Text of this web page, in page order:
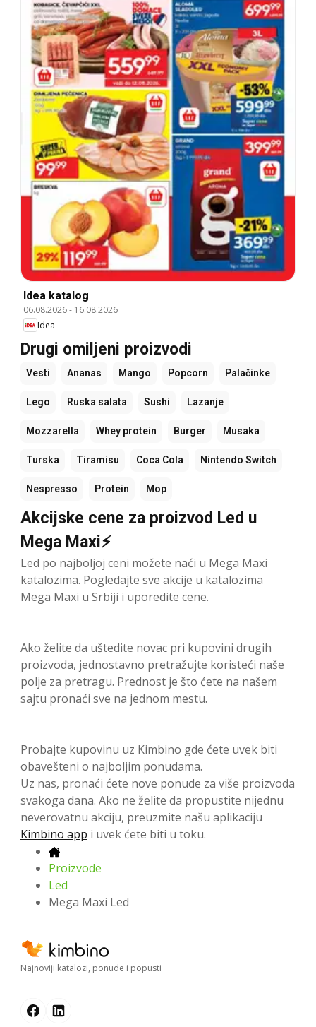
Idea katalog
06.08.2026- 16.08.2026
Idea
Drugi omiljeni proizvodi
Vesti Ananas Mango Popcorn Palačinke
Lego Ruska salata Sushi Lazanje
Mozzarella Whey protein Burger Musaka
Turska Tiramisu Coca Cola Nintendo Switch
Nespresso Protein Mop
Akcijske cene za proizvod Led u
Mega Maxi⚡
Led po najboljoj ceni možete naći u Mega Maxi
katalozima. Pogledajte sve akcije u katalozima
Mega Maxi u Srbiji i uporedite cene.
Ako želite da uštedite novac pri kupovini drugih
proizvoda, jednostavno pretražujte koristeći naše
polje za pretragu. Prednost je što ćete na našem
sajtu pronaći sve na jednom mestu.
Probajte kupovinu uz Kimbino gde ćete uvek biti
obavešteni o najboljim ponudama.
Uz nas, pronaći ćete nove ponude za više proizvoda
svakoga dana. Ako ne želite da propustite nijednu
neverovatnu akciju, preuzmite našu aplikaciju
Kimbino app i uvek ćete biti u toku.
Proizvode
Led
Mega Maxi Led
Najnoviji katalozi, ponude i popusti